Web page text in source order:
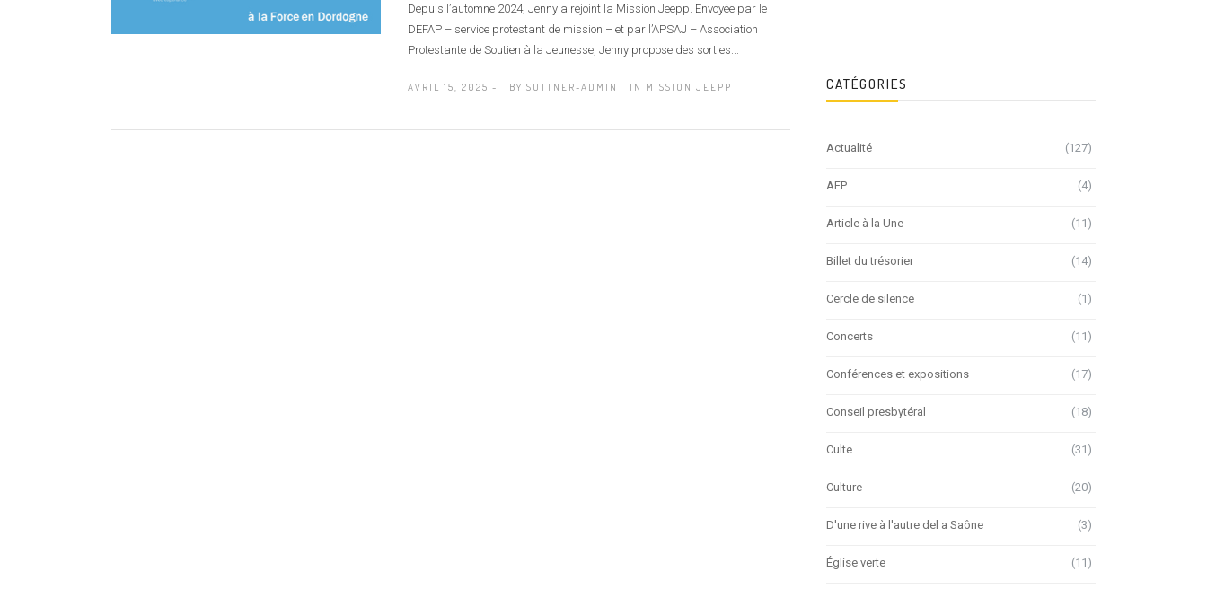
Depuis l’automne 2024, Jenny a rejoint la Mission Jeepp. Envoyée par le
DEFAP – service protestant de mission – et par l’APSAJ – Association
Protestante de Soutien à la Jeunesse, Jenny propose des sorties...
AVRIL 15, 2025 - BY SUTTNER-ADMIN IN MISSION JEEPP CATÉGORIES
Actualité (127)
AFP (4)
Article à la Une (11)
Billet du trésorier (14)
Cercle de silence (1)
Concerts (11)
Conférences et expositions (17)
Conseil presbytéral (18)
Culte (31)
Culture (20)
D'une rive à l'autre del a Saône (3)
Église verte (11)